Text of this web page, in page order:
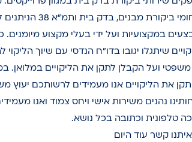
בתחומי ביקורת מבנים, בדק
במקצועיות ועל ידי בעלי מקצוע מיומנים.
שיתגלו יגובו בדו”ח הנדסי עם שיוך הליקוי
משפטי ועל הקבלן לתקן את הליקויים במלואן.
את הליקויים אנו מעמידים לרשותכם יעוץ
נהנים משירות אישי ויחס צמוד ואנו
טלפונית וכתובה בכל נושא.
קשר עוד היום